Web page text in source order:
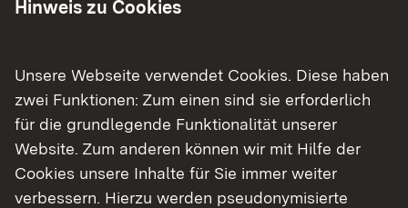
Show larger version for:
Show larger version for:
Hinweis zu Cookies
Unsere Webseite verwendet Cookies. Diese haben
zwei Funktionen: Zum einen sind sie erforderlich
für die grundlegende Funktionalität unserer
Website. Zum anderen können wir mit Hilfe der
Cookies unsere Inhalte für Sie immer weiter
verbessern. Hierzu werden pseudonymisierte